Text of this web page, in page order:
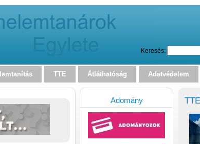
Keresés:
TTE Átláthatóság Adatvédelem
Adomány